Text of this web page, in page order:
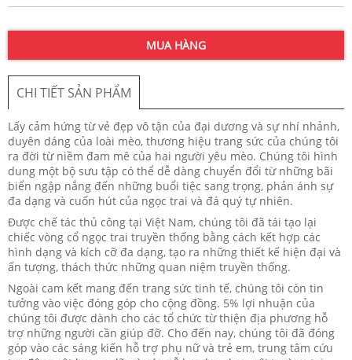
MUA HÀNG
CHI TIẾT SẢN PHẨM
Lấy cảm hứng từ vẻ đẹp vô tận của đại dương và sự nhí nhảnh,
duyên dáng của loài mèo, thương hiệu trang sức của chúng tôi
ra đời từ niềm đam mê của hai người yêu mèo. Chúng tôi hình
dung một bộ sưu tập có thể dễ dàng chuyển đổi từ những bãi
biển ngập nắng đến những buổi tiệc sang trọng, phản ánh sự
đa dạng và cuốn hút của ngọc trai và đá quý tự nhiên.
Được chế tác thủ công tại Việt Nam, chúng tôi đã tái tạo lại
chiếc vòng cổ ngọc trai truyền thống bằng cách kết hợp các
hình dạng và kích cỡ đa dạng, tạo ra những thiết kế hiện đại và
ấn tượng, thách thức những quan niệm truyền thống.
Ngoài cam kết mang đến trang sức tinh tế, chúng tôi còn tin
tưởng vào việc đóng góp cho cộng đồng. 5% lợi nhuận của
chúng tôi được dành cho các tổ chức từ thiện địa phương hỗ
trợ những người cần giúp đỡ. Cho đến nay, chúng tôi đã đóng
góp vào các sáng kiến hỗ trợ phụ nữ và trẻ em, trung tâm cứu